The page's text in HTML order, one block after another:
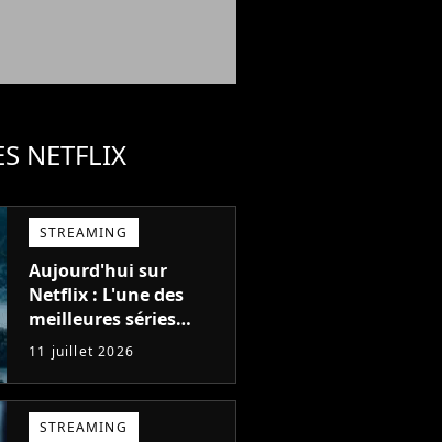
NETFLIX
STREAMING
Aujourd'hui sur
Netflix : L'une des
meilleures séries
d'action de tous les
temps, avec 6 saisons
parfaites
11 juillet 2026
STREAMING